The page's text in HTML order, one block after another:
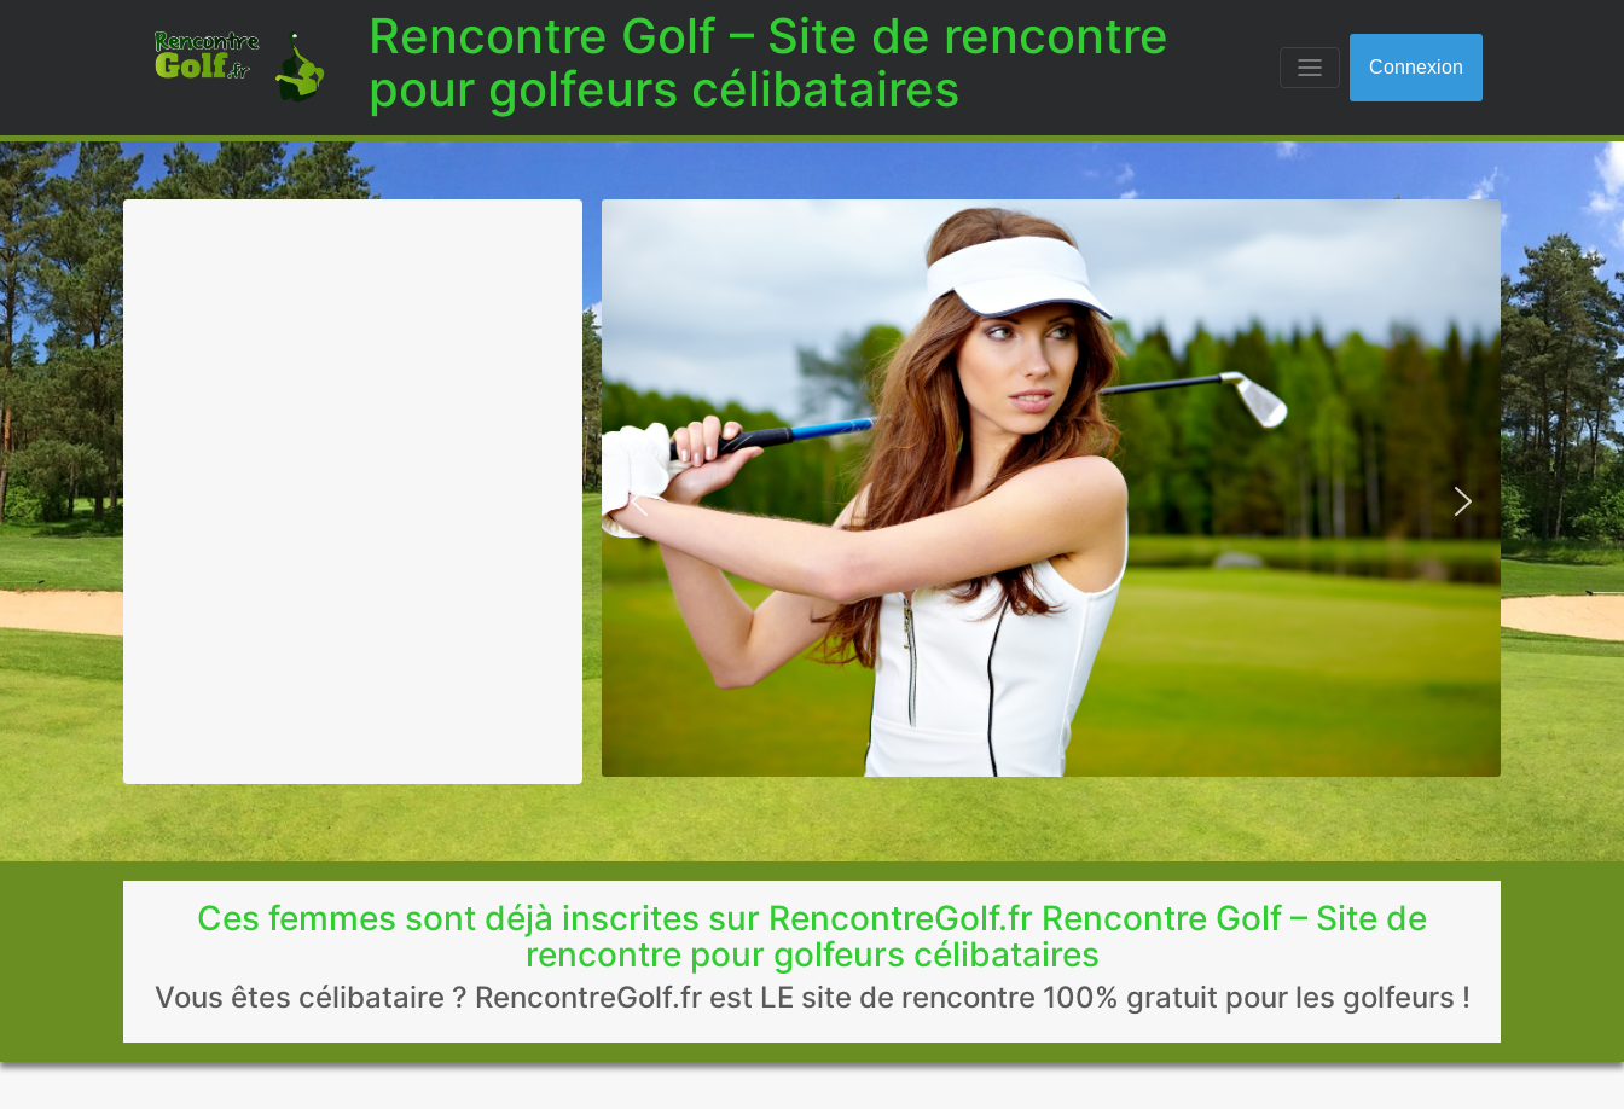
Rencontre Golf – Site de rencontre
pour golfeurs célibataires
Connexion
Ces femmes sont déjà inscrites sur RencontreGolf.fr Rencontre Golf – Site de
rencontre pour golfeurs célibataires
Vous êtes célibataire ? RencontreGolf.fr est LE site de rencontre 100% gratuit pour les golfeurs !